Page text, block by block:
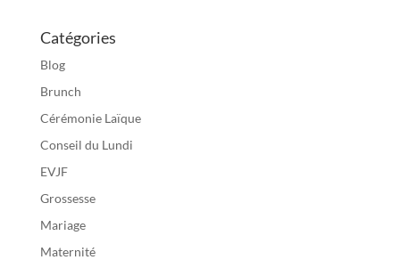
Catégories
Blog
Brunch
Cérémonie Laïque
Conseil du Lundi
EVJF
Grossesse
Mariage
Maternité